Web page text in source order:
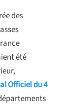
des
été
Officiel du 4